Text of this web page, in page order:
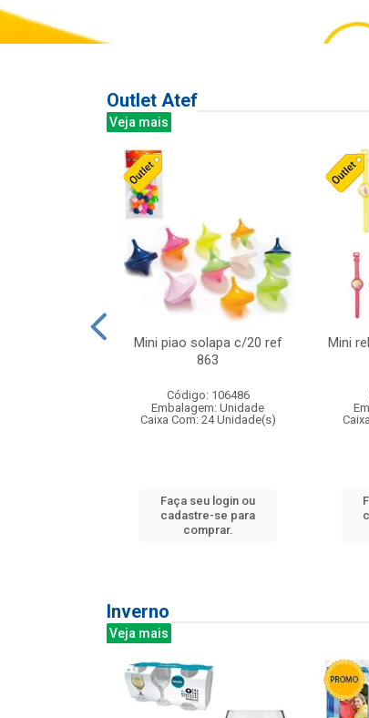
Outlet Atef
Veja mais
Mini piao solapa c/20 ref
863
Código: 106486
Embalagem: Unidade
Caixa Com: 24 Unidade(s)
Faça seu login ou
cadastre-se para
comprar.
Mini
Inverno
Veja mais